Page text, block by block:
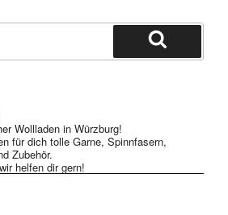
auf.
Die
Optionen
Produktseite
werden
Suchen
Wollladen in Würzburg!
für dich tolle Garne, Spinnfasern,
Zubehör.
helfen dir gern!